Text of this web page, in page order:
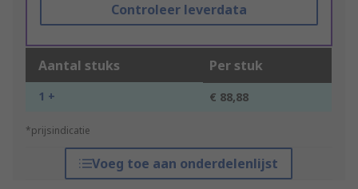
Controleer leverdata
Aantal stuks Per stuk
1 + € 88,88
*prijsindicatie
Voeg toe aan onderdelenlijst